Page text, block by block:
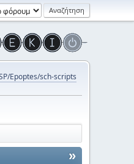
Epoptes/sch-scripts
»